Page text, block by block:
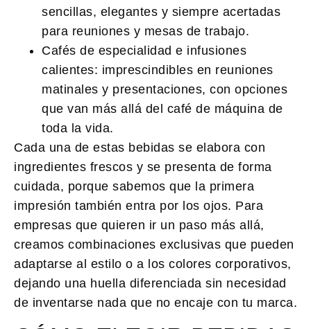
sencillas, elegantes y siempre acertadas
para reuniones y mesas de trabajo.
Cafés de especialidad e infusiones
calientes: imprescindibles en reuniones
matinales y presentaciones, con opciones
que van más allá del café de máquina de
toda la vida.
Cada una de estas bebidas se elabora con
ingredientes frescos y se presenta de forma
cuidada, porque sabemos que la primera
impresión también entra por los ojos. Para
empresas que quieren ir un paso más allá,
creamos combinaciones exclusivas que pueden
adaptarse al estilo o a los colores corporativos,
dejando una huella diferenciada sin necesidad
de inventarse nada que no encaje con tu marca.